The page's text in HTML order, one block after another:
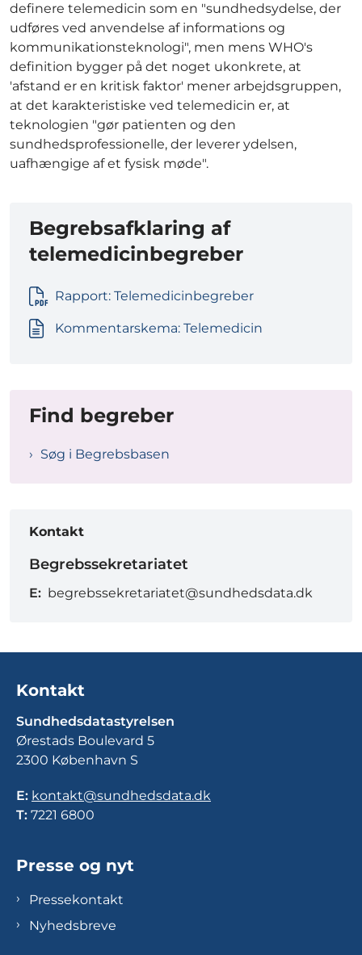
definere telemedicin som en "sundhedsydelse, der
udføres ved anvendelse af informations og
kommunikationsteknologi", men mens WHO's
definition bygger på det noget ukonkrete, at
'afstand er en kritisk faktor' mener arbejdsgruppen,
at det karakteristiske ved telemedicin er, at
teknologien "gør patienten og den
sundhedsprofessionelle, der leverer ydelsen,
uafhængige af et fysisk møde".
Begrebsafklaring af
telemedicinbegreber
Rapport: Telemedicinbegreber
Kommentarskema: Telemedicin
Find begreber
Søg i Begrebsbasen
Kontakt
Begrebssekretariatet
E: begrebssekretariatet@sundhedsdata.dk
Kontakt
Sundhedsdatastyrelsen
Ørestads Boulevard 5
2300 København S
E: kontakt@sundhedsdata.dk
T: 7221 6800
Presse og nyt
Pressekontakt
Nyhedsbreve